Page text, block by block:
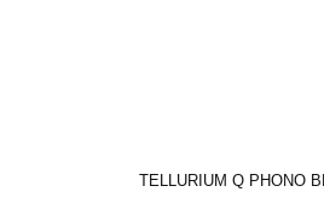
TELLURIUM Q PHONO